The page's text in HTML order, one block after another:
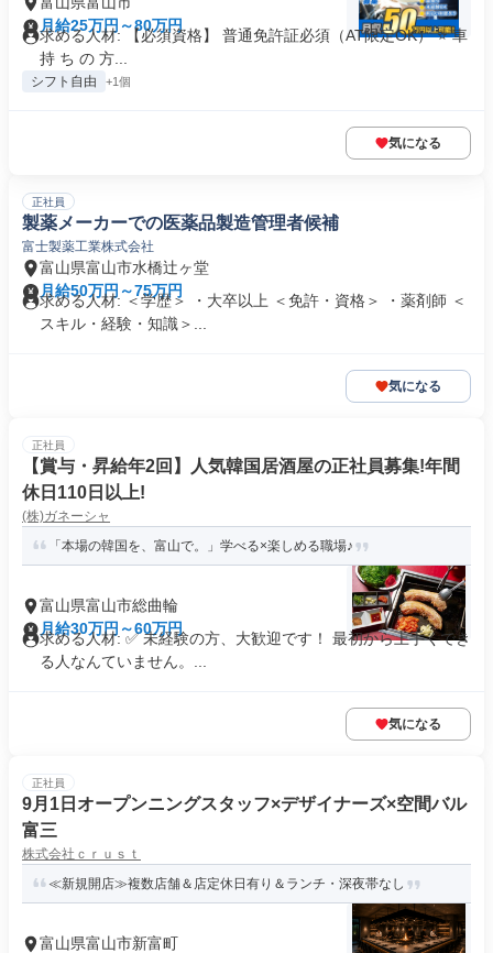
月給25万円～80万円
求める人材: 【必須資格】 普通免許証必須（AT限定OK） ⭐️ 車
持 ち の 方...
シフト自由 +1個
気になる
正社員
製薬メーカーでの医薬品製造管理者候補
富士製薬工業株式会社
富山県富山市水橋辻ヶ堂
月給50万円～75万円
求める人材: ＜学歴＞ ・大卒以上 ＜免許・資格＞ ・薬剤師 ＜
スキル・経験・知識＞...
気になる
正社員
【賞与・昇給年2回】人気韓国居酒屋の正社員募集!年間
休日110日以上!
(株)ガネーシャ
「本場の韓国を、富山で。」学べる×楽しめる職場♪
富山県富山市総曲輪
月給30万円～60万円
求める人材: ✅ 未経験の方、大歓迎です！ 最初から上手くでき
る人なんていません。...
気になる
正社員
9月1日オープンニングスタッフ×デザイナーズ×空間バル
富三
株式会社ｃｒｕｓｔ
≪新規開店≫複数店舗＆店定休日有り＆ランチ・深夜帯なし
富山県富山市新富町